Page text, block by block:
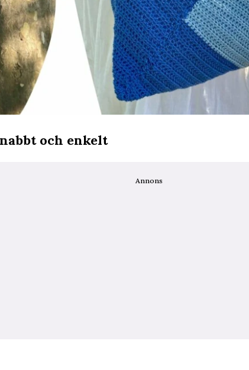
och enkelt
Annons